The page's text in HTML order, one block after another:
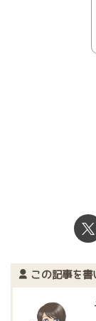
この記事を書